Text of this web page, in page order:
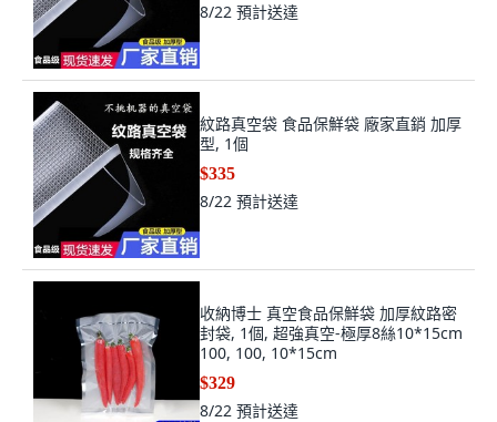
8/22 預計送達
紋路真空袋 食品保鮮袋 廠家直銷 加厚
型, 1個
$335
8/22 預計送達
收納博士 真空食品保鮮袋 加厚紋路密
封袋, 1個, 超強真空-極厚8絲10*15cm
100, 100, 10*15cm
$329
8/22 預計送達